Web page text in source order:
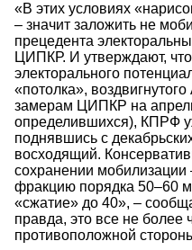
«В этих условиях
– значит заложить не
прецедента
ЦИПКР. И утверждают,
электорального
«потолка»,
замерам ЦИПКР на
определившихся), КПРФ
поднявшись с
восходящий.
сохранении мобилизации
фракцию порядка 50–60
«сжатие» до 40», –
правда, это все не более
противоположной